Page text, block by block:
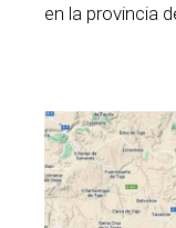
en la provincia